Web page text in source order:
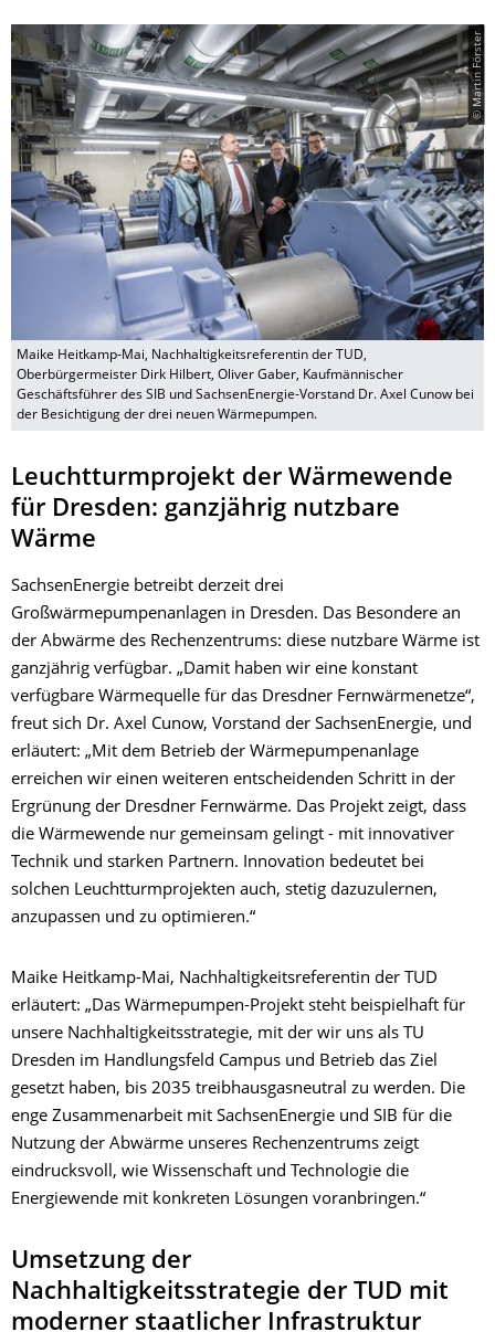
© Martin Förster
Maike Heitkamp-Mai, Nachhaltigkeitsreferentin der TUD,
Oberbürgermeister Dirk Hilbert, Oliver Gaber, Kaufmännischer
Geschäftsführer des SIB und SachsenEnergie-Vorstand Dr. Axel Cunow bei
der Besichtigung der drei neuen Wärmepumpen.
Leuchtturmprojekt der Wärmewende
für Dresden: ganzjährig nutzbare
Wärme
SachsenEnergie betreibt derzeit drei
Großwärmepumpenanlagen in Dresden. Das Besondere an
der Abwärme des Rechenzentrums: diese nutzbare Wärme ist
ganzjährig verfügbar. „Damit haben wir eine konstant
verfügbare Wärmequelle für das Dresdner Fernwärmenetze“,
freut sich Dr. Axel Cunow, Vorstand der SachsenEnergie, und
erläutert: „Mit dem Betrieb der Wärmepumpenanlage
erreichen wir einen weiteren entscheidenden Schritt in der
Ergrünung der Dresdner Fernwärme. Das Projekt zeigt, dass
die Wärmewende nur gemeinsam gelingt - mit innovativer
Technik und starken Partnern. Innovation bedeutet bei
solchen Leuchtturmprojekten auch, stetig dazuzulernen,
anzupassen und zu optimieren.“
Maike Heitkamp-Mai, Nachhaltigkeitsreferentin der TUD
erläutert: „Das Wärmepumpen-Projekt steht beispielhaft für
unsere Nachhaltigkeitsstrategie, mit der wir uns als TU
Dresden im Handlungsfeld Campus und Betrieb das Ziel
gesetzt haben, bis 2035 treibhausgasneutral zu werden. Die
enge Zusammenarbeit mit SachsenEnergie und SIB für die
Nutzung der Abwärme unseres Rechenzentrums zeigt
eindrucksvoll, wie Wissenschaft und Technologie die
Energiewende mit konkreten Lösungen voranbringen.“
Umsetzung der
Nachhaltigkeitsstrategie der TUD mit
moderner staatlicher Infrastruktur